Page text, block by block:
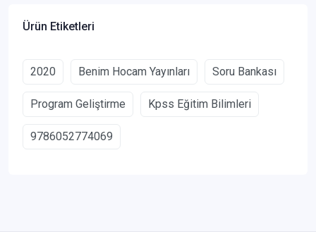
Ürün Etiketleri
2020 Benim Hocam Yayınları Soru Bankası
Program Geliştirme Kpss Eğitim Bilimleri
9786052774069